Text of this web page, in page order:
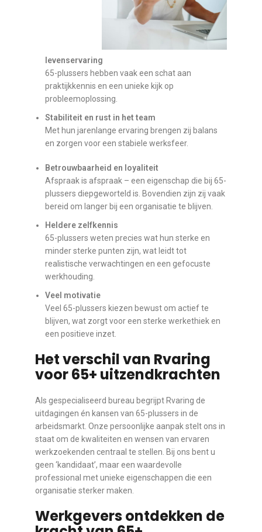
levenservaring
65-plussers hebben vaak een schat aan
praktijkkennis en een unieke kijk op
probleemoplossing.
Stabiliteit en rust in het team
Met hun jarenlange ervaring brengen zij balans
en zorgen voor een stabiele werksfeer.
Betrouwbaarheid en loyaliteit
Afspraak is afspraak – een eigenschap die bij 65-
plussers diepgeworteld is. Bovendien zijn zij vaak
bereid om langer bij een organisatie te blijven.
Heldere zelfkennis
65-plussers weten precies wat hun sterke en
minder sterke punten zijn, wat leidt tot
realistische verwachtingen en een gefocuste
werkhouding.
Veel motivatie
Veel 65-plussers kiezen bewust om actief te
blijven, wat zorgt voor een sterke werkethiek en
een positieve inzet.
Het verschil van Rvaring
voor 65+ uitzendkrachten
Als gespecialiseerd bureau begrijpt Rvaring de
uitdagingen én kansen van 65-plussers in de
arbeidsmarkt. Onze persoonlijke aanpak stelt ons in
staat om de kwaliteiten en wensen van ervaren
werkzoekenden centraal te stellen. Bij ons bent u
geen ‘kandidaat’, maar een waardevolle
professional met unieke eigenschappen die een
organisatie sterker maken.
Werkgevers ontdekken de